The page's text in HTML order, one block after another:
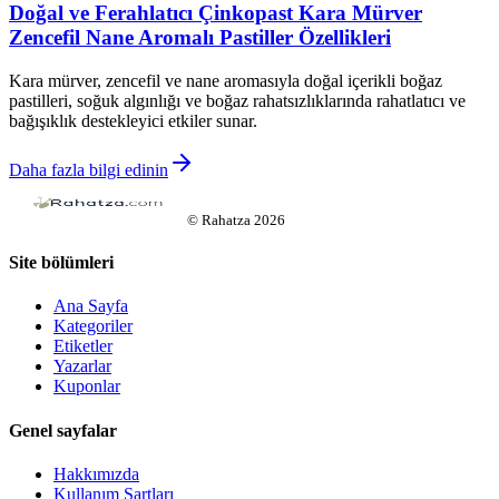
Doğal ve Ferahlatıcı Çinkopast Kara Mürver
Zencefil Nane Aromalı Pastiller Özellikleri
Kara mürver, zencefil ve nane aromasıyla doğal içerikli boğaz
pastilleri, soğuk algınlığı ve boğaz rahatsızlıklarında rahatlatıcı ve
bağışıklık destekleyici etkiler sunar.
Daha fazla bilgi edinin
© Rahatza 2026
Site bölümleri
Ana Sayfa
Kategoriler
Etiketler
Yazarlar
Kuponlar
Genel sayfalar
Hakkımızda
Kullanım Şartları